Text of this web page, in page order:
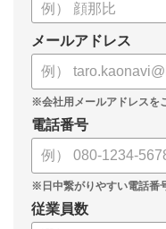
メールアドレス
電話番号
従業員数